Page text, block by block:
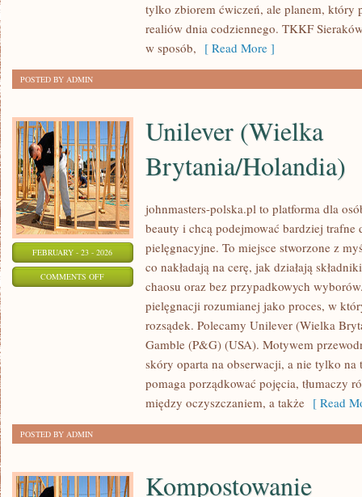
ZAWODNIKÓW
TRENERÓW
tylko zbiorem ćwiczeń, ale planem, który
realiów dnia codziennego. TKKF
w sposób, [ Read More ]
POSTED BY ADMIN
FEBRUARY - 23 - 2026
COMMENTS OFFON
BRYTANIA/HOLANDIA)
Unilever (Wielka
Brytania/Holandia)
johnmasters-polska.pl to platforma dla
beauty i chcą podejmować bardziej trafne
pielęgnacyjne. To miejsce stworzone z
co nakładają na cerę, jak działają
chaosu oraz bez przypadkowych
pielęgnacji rozumianej jako proces, w
rozsądek. Polecamy Unilever (Wielka
Gamble (P&G) (USA). Motywem
skóry oparta na obserwacji, a nie tylko na
pomaga porządkować pojęcia, tłumaczy
między oczyszczaniem, a także [ Read
POSTED BY ADMIN
Kompostowanie